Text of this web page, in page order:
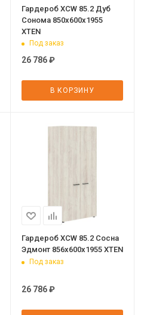
Гардероб XCW 85.2 Дуб
Сонома 850х600х1955
XTEN
Под заказ
26 786₽
В КОРЗИНУ
Гардероб XCW 85.2 Сосна
Эдмонт 856х600х1955 XTEN
Под заказ
26 786₽